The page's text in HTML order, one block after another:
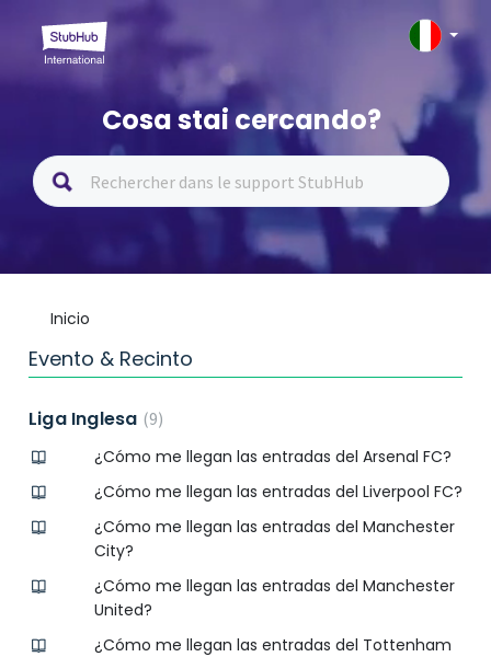
Cosa stai cercando?
Inicio
Evento & Recinto
Liga Inglesa 9
¿Cómo me llegan las entradas del Arsenal FC?
¿Cómo me llegan las entradas del Liverpool FC?
¿Cómo me llegan las entradas del Manchester
City?
¿Cómo me llegan las entradas del Manchester
United?
¿Cómo me llegan las entradas del Tottenham